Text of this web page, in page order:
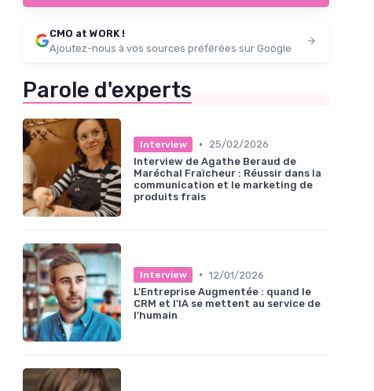
CMO at WORK !
Ajoutez-nous à vos sources préférées sur Google
Parole d'experts
Interview •
25/02/2026
Interview de Agathe Beraud de
Maréchal Fraîcheur : Réussir dans la
communication et le marketing de
produits frais
Interview • 12/01/2026
L'Entreprise Augmentée : quand le
CRM et l'IA se mettent au service de
l'humain